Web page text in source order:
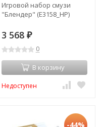
Игровой набор смузи
"Блендер" (E3158_HP)
3 568 ₽
0
В корзину
Недоступен
-44%